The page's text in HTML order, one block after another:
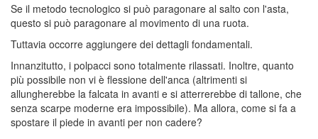
Se il metodo tecnologico si può paragonare al salto con l'asta,
questo si può paragonare al movimento di una ruota.
Tuttavia occorre aggiungere dei dettagli fondamentali.
Innanzitutto, i polpacci sono totalmente rilassati. Inoltre, quanto
più possibile non vi è flessione dell'anca (altrimenti si
allungherebbe la falcata in avanti e si atterrerebbe di tallone, che
senza scarpe moderne era impossibile). Ma allora, come si fa a
spostare il piede in avanti per non cadere?